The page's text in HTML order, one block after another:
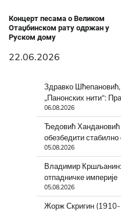
Концерт песама о Великом
Отаџбинском рату одржан у
Руском дому
22.06.2026
Здравко
„Панонских нити“:
06.08.2026
Ђедовић
обезбедити
05.08.2026
Владимир Кршљанин:
отпадничке империје
05.08.2026
Жорж Скригин